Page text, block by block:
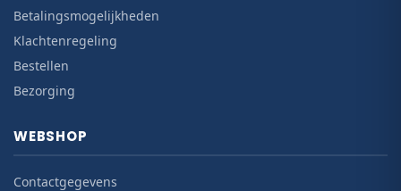
Betalingsmogelijkheden
Klachtenregeling
Bestellen
Bezorging
WEBSHOP
Contactgegevens